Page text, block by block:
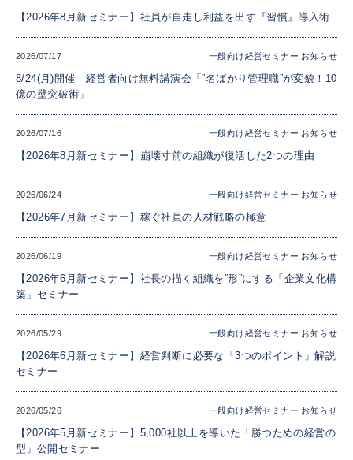
【2026年8月新セミナー】社員が自走し利益を出す『習慣』導入術
2026/07/17 一般向け経営セミナー お知らせ
8/24(月)開催 経営者向け無料講演会「”名ばかり管理職”が変貌！10
億の壁突破術」
2026/07/16 一般向け経営セミナー お知らせ
【2026年8月新セミナー】崩壊寸前の組織が復活した2つの理由
2026/06/24 一般向け経営セミナー お知らせ
【2026年7月新セミナー】稼ぐ社員の人材戦略の極意
2026/06/19 一般向け経営セミナー お知らせ
【2026年6月新セミナー】社長の描く組織を”形”にする「企業文化構
築」セミナー
2026/05/29 一般向け経営セミナー お知らせ
【2026年6月新セミナー】経営判断に必要な「3つのポイント」解説
セミナー
2026/05/26 一般向け経営セミナー お知らせ
【2026年5月新セミナー】5,000社以上を導いた「勝つための経営の
型」公開セミナー